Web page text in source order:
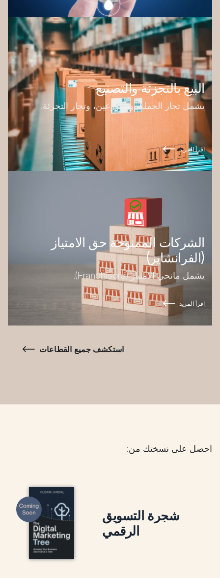
البيع بالتجزئة والتصنيع
يشمل تجار الجملة، والموزعين، وتجار التجزئة.
اقرأ المزيد
الشركات الممنوحة حق الامتياز
(الفرانشايز)
يشمل مانحي الامتياز (Franchisors).
اقرأ المزيد
استكشف جميع القطاعات
احصل على نسختك من: